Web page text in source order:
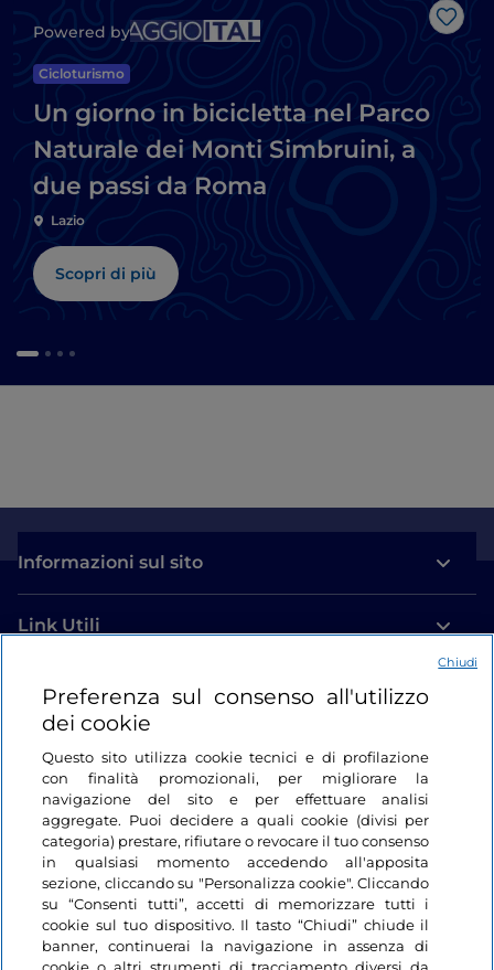
Like
Powered by
Cicloturismo
Un giorno in bicicletta nel Parco
Naturale dei Monti Simbruini, a
due passi da Roma
Lazio
Scopri di più
Informazioni sul sito
Link Utili
Login
Restiamo in contatto
Preferenza sul consenso all'utilizzo
dei cookie
Questo sito utilizza cookie tecnici e di profilazione
con finalità promozionali, per migliorare la
navigazione del sito e per effettuare analisi
aggregate. Puoi decidere a quali cookie (divisi per
categoria) prestare, rifiutare o revocare il tuo consenso
in qualsiasi momento accedendo all'apposita
sezione, cliccando su "Personalizza cookie". Cliccando
su “Consenti tutti”, accetti di memorizzare tutti i
cookie sul tuo dispositivo. Il tasto “Chiudi” chiude il
banner, continuerai la navigazione in assenza di
Chiudi